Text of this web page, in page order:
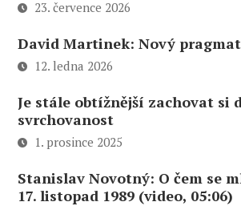
23. července 2026
David Martinek: Nový
12. ledna 2026
Je stále obtížnější zachovat si
svrchovanost
1. prosince 2025
Stanislav Novotný: O čem se
17. listopad 1989 (video, 05:06)